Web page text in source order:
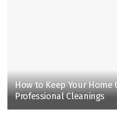
How to Keep Your Home
Professional Cleanings